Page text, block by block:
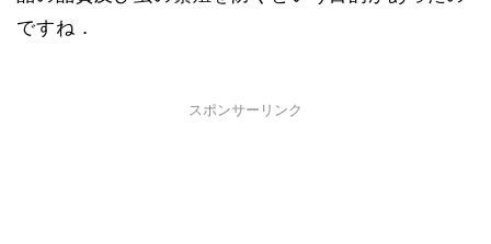
ですね．
スポンサーリンク